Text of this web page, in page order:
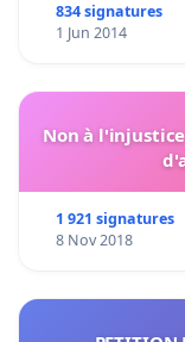
834 signatures
1 Jun 2014
Non à l'injustice
1 921 signatures
8 Nov 2018